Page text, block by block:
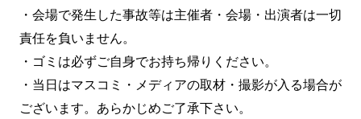
・会場で発生した事故等は主催者・会場・出演者は一切
責任を負いません。
・ゴミは必ずご自身でお持ち帰りください。
・当日はマスコミ・メディアの取材・撮影が入る場合が
ございます。あらかじめご了承下さい。